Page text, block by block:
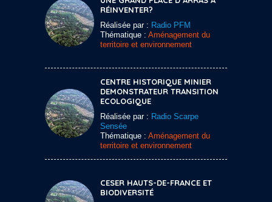
RÉINVENTER?
Réalisée par : Radio PFM
Thématique : Aménagement du
territoire et environnement
CENTRE HISTORIQUE MINIER
DEMONSTRATEUR TRANSITION
ECOLOGIQUE
Réalisée par : Radio Scarpe
Sensée
Thématique : Aménagement du
territoire et environnement
CESER HAUTS-DE-FRANCE ET
BIODIVERSITÉ